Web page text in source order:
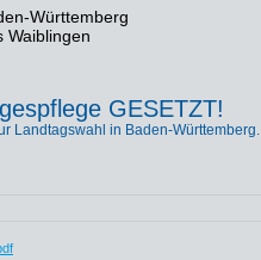
Württemberg
Waiblingen
GESETZT!
Landtagswahl in Baden-Württemberg.